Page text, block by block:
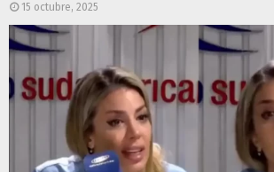
15 octubre, 2025